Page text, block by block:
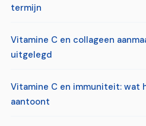
termijn
Vitamine C en collageen
uitgelegd
Vitamine C en immuniteit: wat
aantoont